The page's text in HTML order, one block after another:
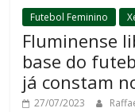
Futebol Feminino
Fluminense
base do
já constam
27/07/2023